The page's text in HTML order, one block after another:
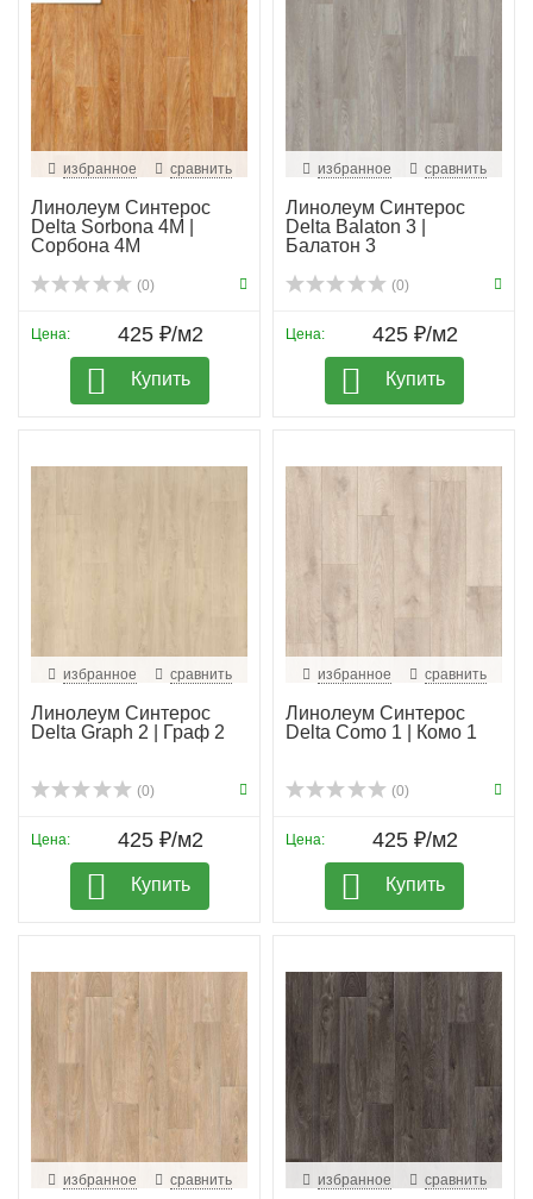
избранное сравнить
Линолеум Синтерос
Delta Sorbona 4M |
Сорбона 4М
(0)
Цена: 425 ₽/м2
Купить
избранное сравнить
Линолеум Синтерос
Delta Balaton 3 |
Балатон 3
(0)
Цена: 425 ₽/м2
Купить
избранное сравнить
Линолеум Синтерос
Delta Graph 2 | Граф 2
(0)
Цена: 425 ₽/м2
Купить
избранное сравнить
Линолеум Синтерос
Delta Como 1 | Комо 1
(0)
Цена: 425 ₽/м2
Купить
избранное сравнить избранное сравнить